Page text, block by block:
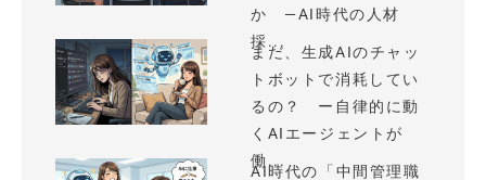
か —AI時代の人材
採...
まだ、生成AIのチャッ
トボットで消耗してい
るの？ ー自律的に動
くAIエージェントが
働...
AI時代の「中間管理職